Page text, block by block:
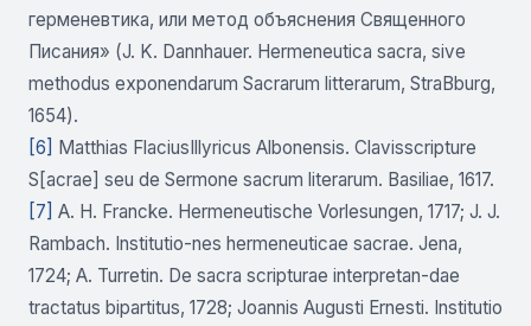
герменевтика, или метод объяснения Священного
Писания» (J. K. Dannhauer. Hermeneutica sacra, sive
methodus exponendarum Sacrarum litterarum, StraBburg,
1654).
[6] Matthias FlaciusIllyricus Albonensis. Clavisscripture
S[acrae] seu de Sermone sacrum literarum. Basiliae, 1617.
[7] A. H. Francke. Hermeneutische Vorlesungen, 1717; J. J.
Rambach. Institutio-nes hermeneuticae sacrae. Jena,
1724; A. Turretin. De sacra scripturae interpretan-dae
tractatus bipartitus, 1728; Joannis Augusti Ernesti. Institutio